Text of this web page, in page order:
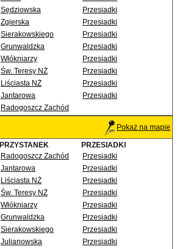
Sędziowska
Przesiadki
Zgierska
Przesiadki
Sierakowskiego
Przesiadki
Grunwaldzka
Przesiadki
Włókniarzy
Przesiadki
Św. Teresy NŻ
Przesiadki
Liściasta NŻ
Przesiadki
Jantarowa
Przesiadki
Radogoszcz Zachód
Pokaż na mapie
PRZYSTANEK
PRZESIADKI
Radogoszcz Zachód
Przesiadki
Jantarowa
Przesiadki
Liściasta NŻ
Przesiadki
Św. Teresy NŻ
Przesiadki
Włókniarzy
Przesiadki
Grunwaldzka
Przesiadki
Sierakowskiego
Przesiadki
Julianowska
Przesiadki